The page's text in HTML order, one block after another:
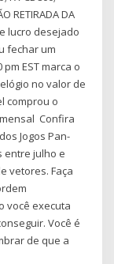
RETIRADA DA
lucro desejado
fechar um
EST marca o
no valor de
comprou o
Confira
Jogos Pan-
entre julho e
vetores. Faça
você executa
Você é
de que a